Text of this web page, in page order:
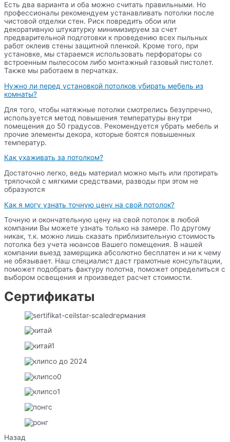
Есть два варианта и оба можно считать правильными. Но
профессионалы рекомендуем устанавливать потолки после
чистовой отделки стен. Риск повредить обои или
декоративную штукатурку минимизируем за счет
предварительной подготовки к проведению всех пыльных
работ оклеив стены защитной пленкой. Кроме того, при
установке, мы стараемся использовать перфораторы со
встроенным пылесосом либо монтажный газовый пистолет.
Также мы работаем в перчатках.
Нужно ли перед установкой потолков убирать мебель из
комнаты?
Для того, чтобы натяжные потолки смотрелись безупречно,
используется метод повышения температуры внутри
помещения до 50 градусов. Рекомендуется убрать мебель и
прочие элементы декора, которые боятся повышенных
температур.
Как ухаживать за потолком?
Достаточно легко, ведь материал можно мыть или протирать
тряпочкой с мягкими средствами, разводы при этом не
образуются
Как я могу узнать точную цену на свой потолок?
Точную и окончательную цену на свой потолок в любой
компании Вы можете узнать только на замере. По другому
никак, т.к. можно лишь сказать приблизительную стоимость
потолка без учета нюансов Вашего помещения. В нашей
компании выезд замерщика абсолютно бесплатен и ни к чему
не обязывает. Наш специалист даст грамотные консультации,
поможет подобрать фактуру полотна, поможет определиться с
выбором освещения и произведет расчет стоимости.
Сертификаты
Назад